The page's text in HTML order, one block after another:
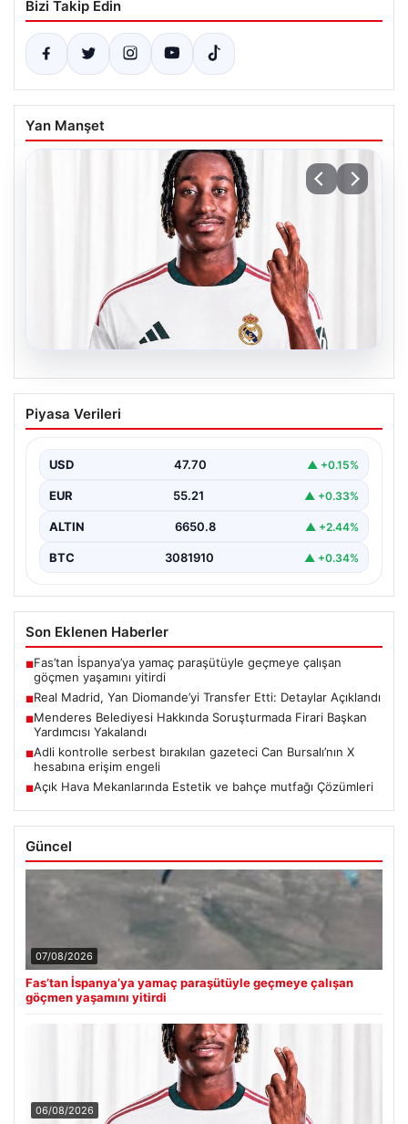
Bizi Takip Edin
Yan Manşet
06.08.2026
Real Madrid, Yan Diomande’yi Transfer
Etti: Detaylar Açıklandı
gündeme oturdu. Kulüp, Fildişi Sahilli…
Piyasa Verileri
USD 47.70 ▲ +0.15%
EUR 55.21 ▲ +0.33%
ALTIN 6650.8 ▲ +2.44%
BTC 3081910 ▲ +0.34%
Son Eklenen Haberler
■Fas’tan İspanya’ya yamaç paraşütüyle geçmeye çalışan
göçmen yaşamını yitirdi
■Real Madrid, Yan Diomande’yi Transfer Etti: Detaylar Açıklandı
■Menderes Belediyesi Hakkında Soruşturmada Firari Başkan
Yardımcısı Yakalandı
■Adli kontrolle serbest bırakılan gazeteci Can Bursalı’nın X
hesabına erişim engeli
■Açık Hava Mekanlarında Estetik ve bahçe mutfağı Çözümleri
Güncel
07/08/2026
Fas’tan İspanya’ya yamaç paraşütüyle geçmeye çalışan
göçmen yaşamını yitirdi
06/08/2026